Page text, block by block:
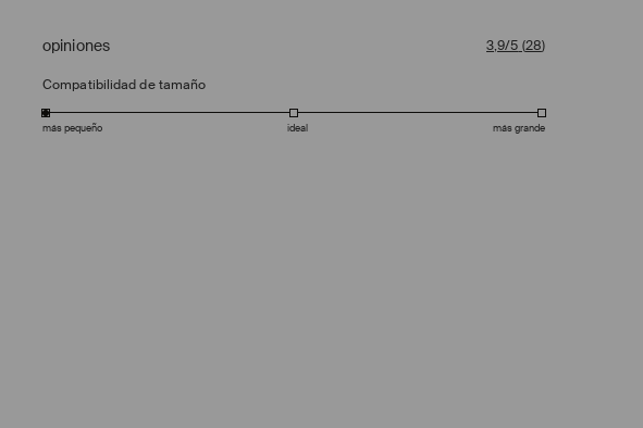
opiniones 3,9/5 (28)
Compatibilidad de tamaño
más pequeño ideal más grande